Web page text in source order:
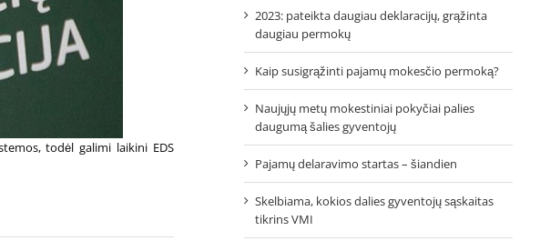
todėl galimi laikini EDS
2023: pateikta daugiau deklaracijų, grąžinta
daugiau permokų
Kaip susigrąžinti pajamų mokesčio permoką?
Naujųjų metų mokestiniai pokyčiai palies
daugumą šalies gyventojų
Pajamų delaravimo startas – šiandien
Skelbiama, kokios dalies gyventojų sąskaitas
tikrins VMI